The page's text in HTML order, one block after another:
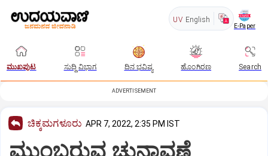
UV English
E-Paper
ಮುಖಪುಟ ಸುದ್ದಿ ವಿಭಾಗ ದಿನ ಭವಿಷ್ಯ ಹೊಂಗಿರಣ Search
ADVERTISEMENT
ಚಿಕ್ಕಮಗಳೂರು APR 7, 2022, 2:35 PM IST
ಮುಂಬರುವ ಚುನಾವಣೆ